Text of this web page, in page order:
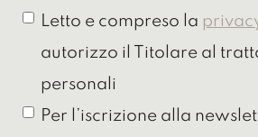
Letto e compreso la
autorizzo il Titolare al
personali
Per l’iscrizione alla